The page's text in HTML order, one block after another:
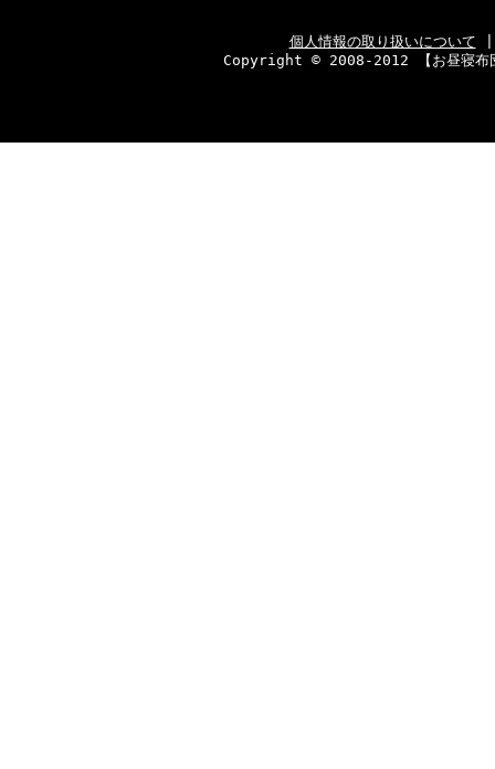
個人情報の取り扱いについて
Copyright © 2008-2012 【お昼